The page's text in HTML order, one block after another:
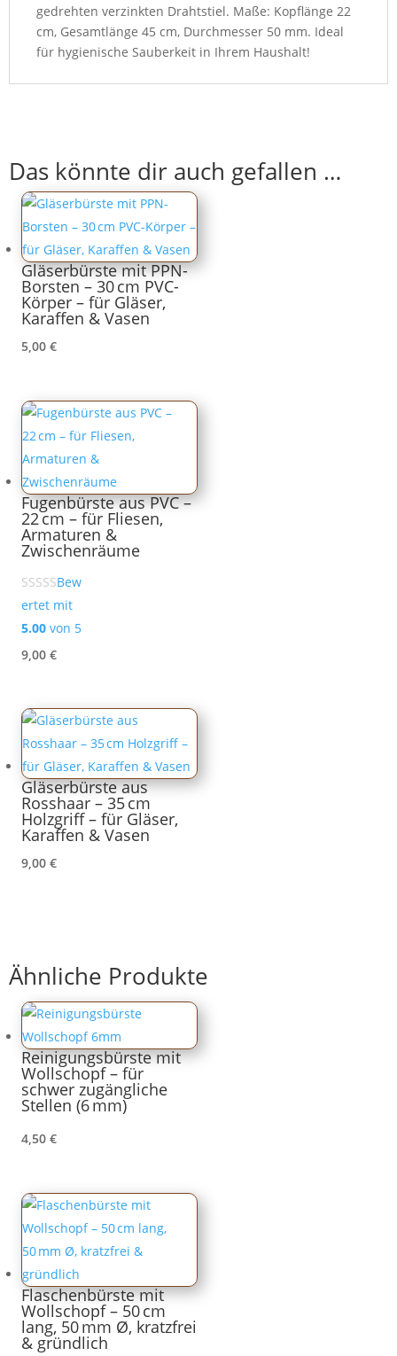
gedrehten verzinkten Drahtstiel. Maße: Kopflänge 22
cm, Gesamtlänge 45 cm, Durchmesser 50 mm. Ideal
für hygienische Sauberkeit in Ihrem Haushalt!
Das könnte dir auch gefallen …
Gläserbürste mit PPN-
Borsten – 30 cm PVC-
Körper – für Gläser,
Karaffen & Vasen
5,00 €
Fugenbürste aus PVC –
22 cm – für Fliesen,
Armaturen &
Zwischenräume
Bew
ertet mit
5.00 von 5
9,00 €
Gläserbürste aus
Rosshaar – 35 cm
Holzgriff – für Gläser,
Karaffen & Vasen
9,00 €
Ähnliche Produkte
Reinigungsbürste mit
Wollschopf – für
schwer zugängliche
Stellen (6 mm)
4,50 €
Flaschenbürste mit
Wollschopf – 50 cm
lang, 50 mm Ø, kratzfrei
& gründlich